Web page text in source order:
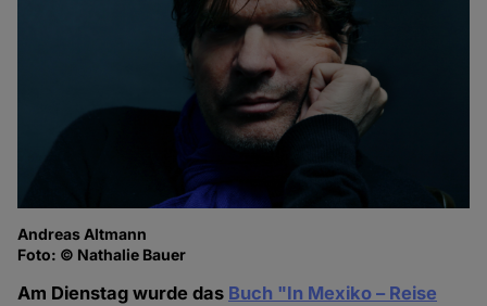
Andreas Altmann
Foto: © Nathalie Bauer
Am Dienstag wurde das Buch "In Mexiko – Reise